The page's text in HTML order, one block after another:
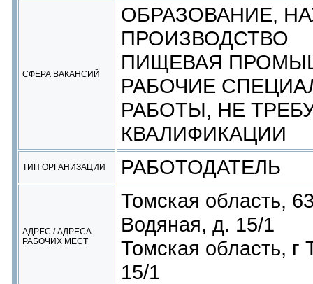
СФЕРА ВАКАНСИЙ
ОБРАЗОВАНИЕ,
ПРОИЗВОДСТВО
ПИЩЕВАЯ
РАБОЧИЕ
РАБОТЫ, НЕ
КВАЛИФИКАЦИИ
ТИП ОРГАНИЗАЦИИ РАБОТОДАТЕЛЬ
АДРЕС / АДРЕСА
РАБОЧИХ МЕСТ
Томская область,
Водяная, д. 15/1
Томская область, г
15/1